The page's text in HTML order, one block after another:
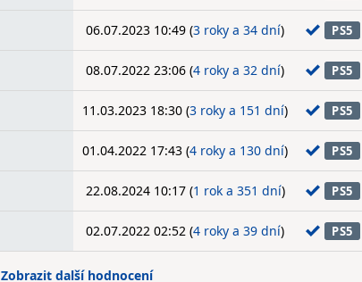
06.07.2023 10:49 (3 roky a 34 dní) PS5
08.07.2022 23:06 (4 roky a 32 dní) PS5
11.03.2023 18:30 (3 roky a 151 dní) PS5
01.04.2022 17:43 (4 roky a 130 dní) PS5
22.08.2024 10:17 (1 rok a 351 dní) PS5
02.07.2022 02:52 (4 roky a 39 dní) PS5
Zobrazit další hodnocení